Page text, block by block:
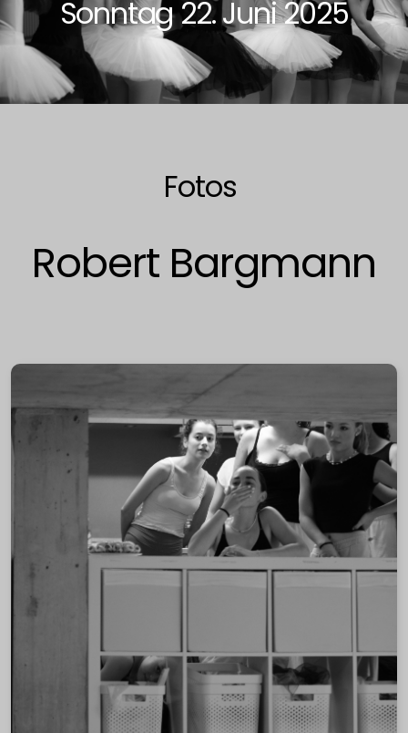
Sonntag 22. Juni 2025
Fotos
Robert Bargmann
Preise Erwachsene
Seniorinnen
Preise Seniorinnen
2025
2025 Schüleraufführung Jugendliche
2025 Schüler Aufführung Kinder